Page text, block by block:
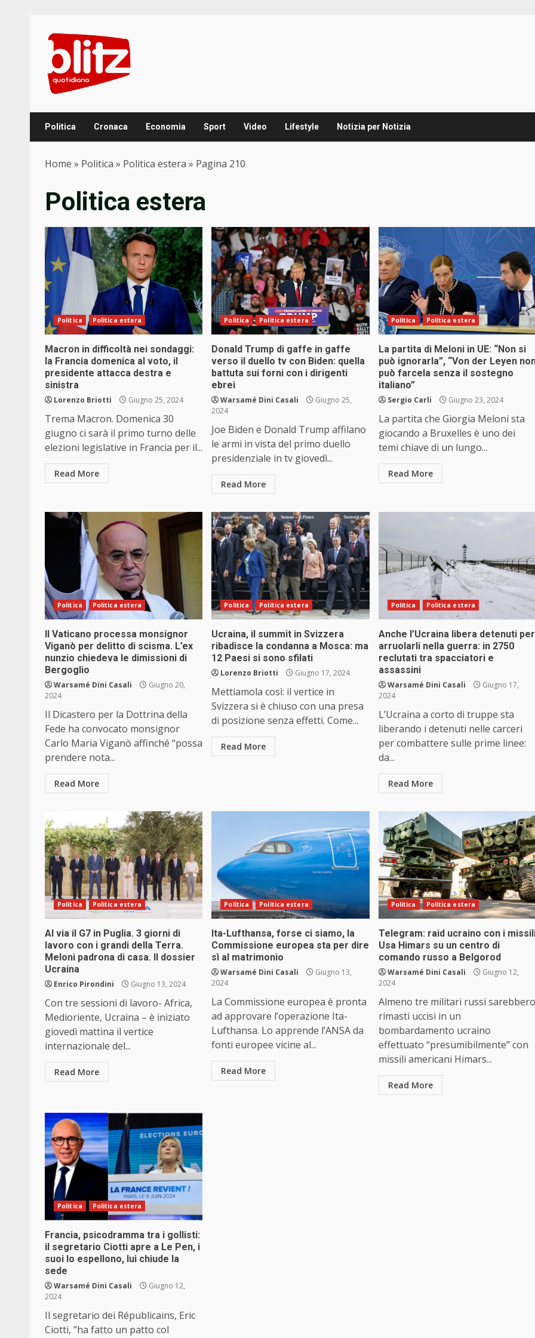
content
Politica Cronaca Economia Sport Video Lifestyle Notizia per Notizia
Home » Politica » Politica estera » Pagina 210
Politica estera
Politica Politica estera
Macron in difficoltà nei sondaggi:
la Francia domenica al voto, il
presidente attacca destra e
sinistra
Lorenzo Briotti Giugno 25, 2024
Trema Macron. Domenica 30
giugno ci sarà il primo turno delle
elezioni legislative in Francia per il...
Read More
Politica Politica estera
Donald Trump di gaffe in gaffe
verso il duello tv con Biden: quella
battuta sui forni con i dirigenti
ebrei
Warsamé Dini Casali
Giugno 25,
2024
Joe Biden e Donald Trump affilano
le armi in vista del primo duello
presidenziale in tv giovedì...
Read More
Politica Politica estera
La partita di Meloni in UE: “Non si
può ignorarla”, “Von der Leyen
può farcela senza il sostegno
italiano”
Sergio Carli Giugno 23, 2024
La partita che Giorgia Meloni sta
giocando a Bruxelles è uno dei
temi chiave di un lungo...
Read More
Politica Politica estera
Il Vaticano processa monsignor
Viganò per delitto di scisma. L’ex
nunzio chiedeva le dimissioni di
Bergoglio
Warsamé Dini Casali
Giugno 20,
2024
Il Dicastero per la Dottrina della
Fede ha convocato monsignor
Carlo Maria Viganò affinché “possa
prendere nota...
Read More
Politica Politica estera
Ucraina, il summit in Svizzera
ribadisce la condanna a Mosca: ma
12 Paesi si sono sfilati
Lorenzo Briotti Giugno 17, 2024
Mettiamola così: il vertice in
Svizzera si è chiuso con una presa
di posizione senza effetti. Come...
Read More
Politica Politica estera
Anche l’Ucraina libera detenuti per
arruolarli nella guerra: in 2750
reclutati tra spacciatori e
assassini
Warsamé Dini Casali
Giugno 17,
2024
L’Ucraina a corto di truppe sta
liberando i detenuti nelle carceri
per combattere sulle prime linee:
da...
Read More
Politica Politica estera
Al via il G7 in Puglia. 3 giorni di
lavoro con i grandi della Terra.
Meloni padrona di casa. Il dossier
Ucraina
Enrico Pirondini Giugno 13, 2024
Con tre sessioni di lavoro- Africa,
Medioriente, Ucraina – è iniziato
giovedì mattina il vertice
internazionale del...
Read More
Politica Politica estera
Ita-Lufthansa, forse ci siamo, la
Commissione europea sta per dire
sì al matrimonio
Warsamé Dini Casali
Giugno 13,
2024
La Commissione europea è pronta
ad approvare l’operazione Ita-
Lufthansa. Lo apprende l’ANSA da
fonti europee vicine al...
Read More
Politica Politica estera
Telegram: raid ucraino con i
Usa Himars su un centro di
comando russo a Belgorod
Warsamé Dini Casali
Giugno 12,
2024
Almeno tre militari russi sarebbero
rimasti uccisi in un
bombardamento ucraino
effettuato “presumibilmente” con
missili americani Himars...
Read More
Politica Politica estera
Francia, psicodramma tra i gollisti:
il segretario Ciotti apre a Le Pen, i
suoi lo espellono, lui chiude la
sede
Warsamé Dini Casali
Giugno 12,
2024
Il segretario dei Républicains, Eric
Ciotti, ”ha fatto un patto col